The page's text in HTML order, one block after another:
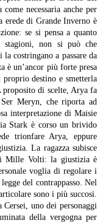
necessaria anche per
erede di Grande Inverno è
se si pensa a quanto
stagioni, non si può che
costringano a passare da
è un’ancor più forte presa
destino e smetterla
proposito di scelte, Arya fa
Meryn, che riporta ad
interpretazione di Maisie
Stark è corso un brivido
trionfare Arya, eppure
La ragazza subisce
Mille Volti: la giustizia è
voglia di regolare i
del contrappasso. Nel
sono i più succosi.
uno dei personaggi
della vergogna per